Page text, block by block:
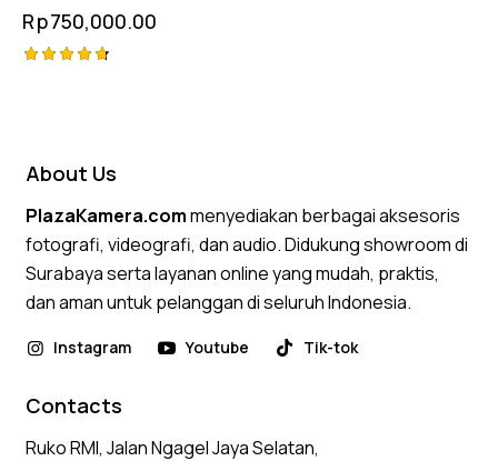
Rp750,000.00
About Us
PlazaKamera.commenyediakan berbagai aksesoris
fotografi, videografi, dan audio. Didukung showroom di
Surabaya serta layanan online yang mudah, praktis,
dan aman untuk pelanggan di seluruh Indonesia.
Instagram Youtube Tik-tok
Contacts
Ruko RMI, Jalan Ngagel Jaya Selatan,